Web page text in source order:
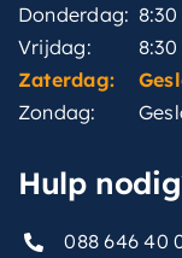
Donderdag: 8:30
Vrijdag:
8:30
Zaterdag:
Zondag:
Hulp
088 646 40